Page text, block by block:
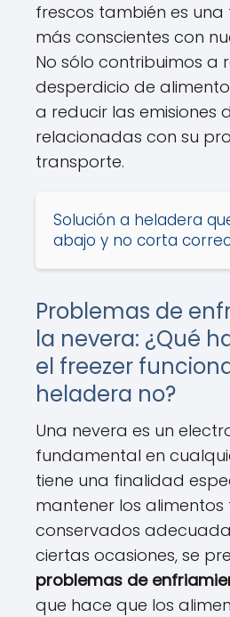
frescos también es
más conscientes con
No sólo contribuimos a
desperdicio de
a reducir las emisiones
relacionadas con su
transporte.
Solución a heladera
abajo y no corta
Problemas de
la nevera: ¿Qué
el freezer
heladera no?
Una nevera es un
fundamental en
tiene una finalidad
mantener los alimentos
conservados
ciertas ocasiones, se
problemas de
que hace que los